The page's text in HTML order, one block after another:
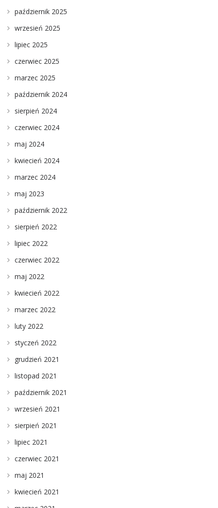
październik 2025
wrzesień 2025
lipiec 2025
czerwiec 2025
marzec 2025
październik 2024
sierpień 2024
czerwiec 2024
maj 2024
kwiecień 2024
marzec 2024
maj 2023
październik 2022
sierpień 2022
lipiec 2022
czerwiec 2022
maj 2022
kwiecień 2022
marzec 2022
luty 2022
styczeń 2022
grudzień 2021
listopad 2021
październik 2021
wrzesień 2021
sierpień 2021
lipiec 2021
czerwiec 2021
maj 2021
kwiecień 2021